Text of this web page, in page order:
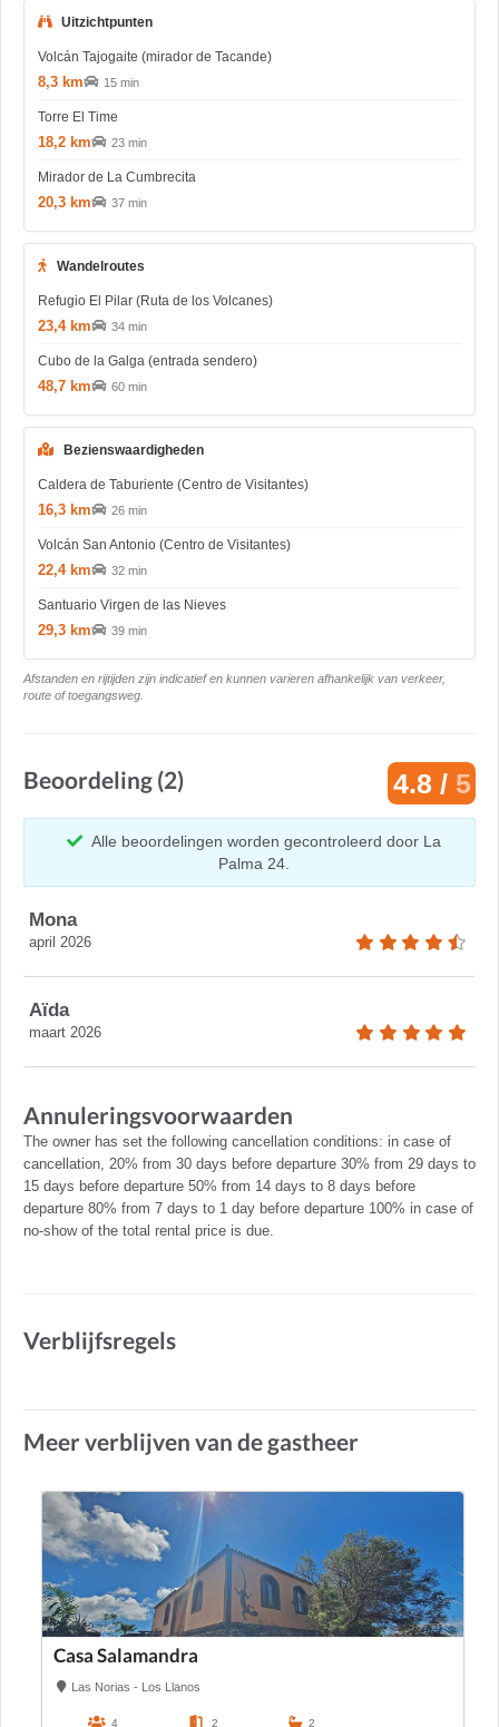
Uitzichtpunten
Volcán Tajogaite (mirador de Tacande)
8,3 km 15 min
Torre El Time
18,2 km 23 min
Mirador de La Cumbrecita
20,3 km 37 min
Wandelroutes
Refugio El Pilar (Ruta de los Volcanes)
23,4 km 34 min
Cubo de la Galga (entrada sendero)
48,7 km 60 min
Bezienswaardigheden
Caldera de Taburiente (Centro de Visitantes)
16,3 km 26 min
Volcán San Antonio (Centro de Visitantes)
22,4 km 32 min
Santuario Virgen de las Nieves
29,3 km 39 min
Afstanden en rijtijden zijn indicatief en kunnen varieren afhankelijk van verkeer,
route of toegangsweg.
Beoordeling (2) 4.8 / 5
Alle beoordelingen worden gecontroleerd door La
Palma 24.
Mona
april 2026
Aïda
maart 2026
Annuleringsvoorwaarden
The owner has set the following cancellation conditions: in case of
cancellation, 20% from 30 days before departure 30% from 29 days to
15 days before departure 50% from 14 days to 8 days before
departure 80% from 7 days to 1 day before departure 100% in case of
no-show of the total rental price is due.
Verblijfsregels
Meer verblijven van de gastheer
Casa Salamandra
Las Norias - Los Llanos
4 2 2